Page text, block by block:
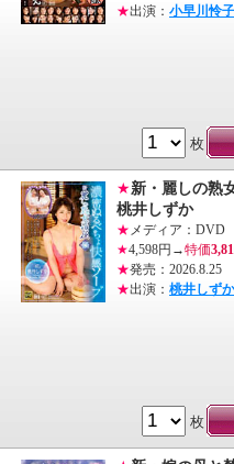
★出演： 小早川怜子
枚
★新・麗しの熟
桃井しずか
★ メディア：DVD
★4,598円→特価
★発売：2026.8.25
★出演： 桃井しずか
枚